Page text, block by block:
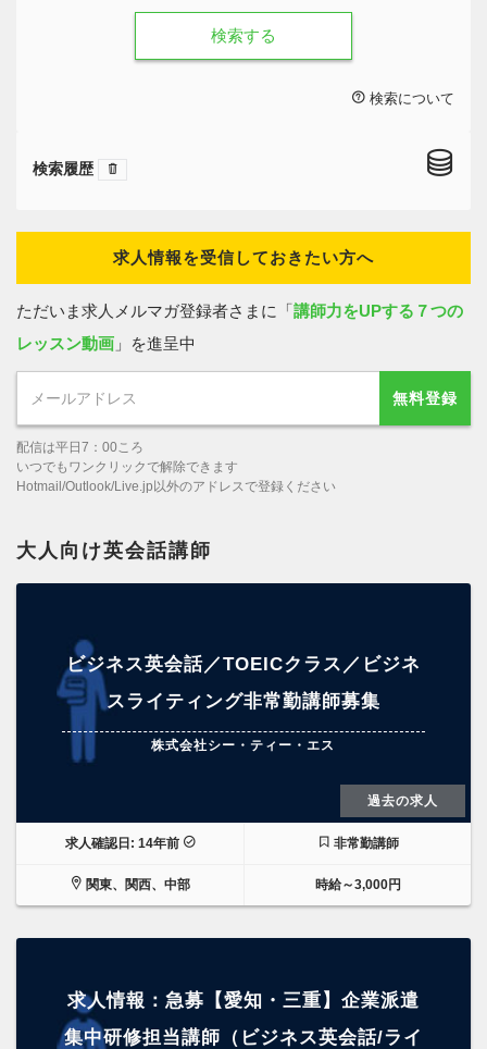
検索する
検索について
検索履歴
求人情報を受信しておきたい方へ
ただいま求人メルマガ登録者さまに「 講師力をUPする７つの
レッスン動画 」を進呈中
無料登録
配信は平日7：00ころ
いつでもワンクリックで解除できます
Hotmail/Outlook/Live.jp以外のアドレスで登録ください
大人向け英会話講師
ビジネス英会話／TOEICクラス／ビジネ
スライティング非常勤講師募集
株式会社シー・ティー・エス
過去の求人
求人確認日: 14年前 非常勤講師
関東、関西、中部 時給～3,000円
求人情報：急募【愛知・三重】企業派遣
集中研修担当講師（ビジネス英会話/ライ